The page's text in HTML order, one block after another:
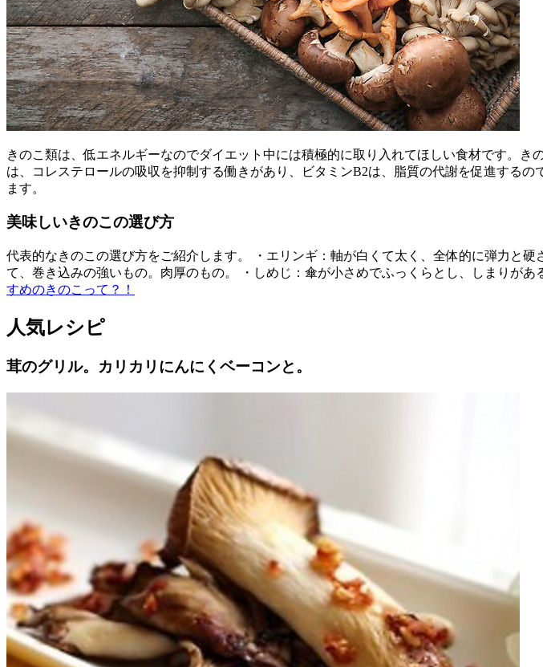
きのこ類は、低エネルギーなのでダイエット中には積極的に取り入れてほしい食材です。
は、コレステロールの吸収を抑制する働きがあり、ビタミンB2は、脂質の代謝を促進する
ます。
美味しいきのこの選び方
代表的なきのこの選び方をご紹介します。 ・エリンギ：軸が白くて太く、全体的に弾力と
て、巻き込みの強いもの。肉厚のもの。 ・しめじ：傘が小さめでふっくらとし、しまりがあ
すめのきのこって？！
人気レシピ
茸のグリル。カリカリにんにくベーコンと。